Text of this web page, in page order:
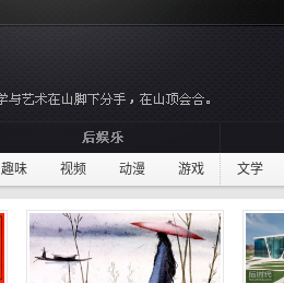
趣味 视频 动漫 游戏 文学